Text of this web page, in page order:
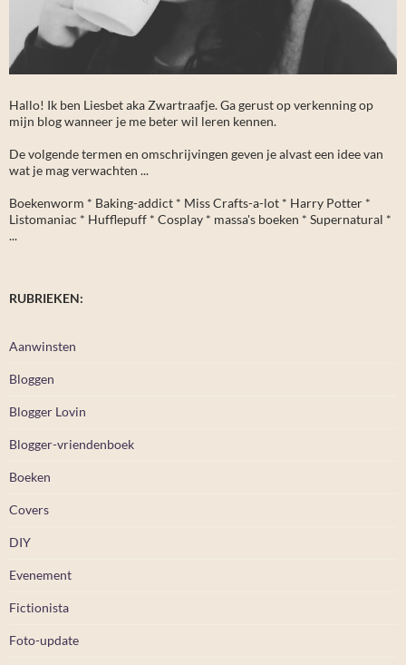
Hallo! Ik ben Liesbet aka Zwartraafje. Ga gerust op verkenning op
mijn blog wanneer je me beter wil leren kennen.
De volgende termen en omschrijvingen geven je alvast een idee van
wat je mag verwachten ...
Boekenworm * Baking-addict * Miss Crafts-a-lot * Harry Potter *
Listomaniac * Hufflepuff * Cosplay * massa's boeken * Supernatural *
...
RUBRIEKEN:
Aanwinsten
Bloggen
Blogger Lovin
Blogger-vriendenboek
Boeken
Covers
DIY
Evenement
Fictionista
Foto-update